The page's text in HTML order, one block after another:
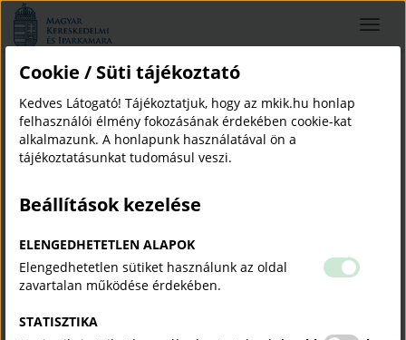
Magyar
Kereskedelmi
és
Iparkamara
Toggle
MKIK VB ELJÁRÁSI SZABÁLYZAT2019 09 01
alternatív vitarendezés választottbíróság
eljárási szabályzat
eljárási szabályzat 2019. szeptember 1-től
mkik vb eljárási szabályzat2019 09 01
MKIK VB ELJÁRÁSI SZABÁLYZAT2019 09 01
2018-08-15 PDF
Cookie / Süti tájékoztató
Kedves Látogató! Tájékoztatjuk, hogy az mkik.hu honlap
felhasználói élmény fokozásának érdekében cookie-kat
alkalmazunk. A honlapunk használatával ön a
tájékoztatásunkat tudomásul veszi.
Beállítások kezelése
ELENGEDHETETLEN ALAPOK
Elengedhetetlen sütiket használunk az oldal
zavartalan működése érdekében.
STATISZTIKA